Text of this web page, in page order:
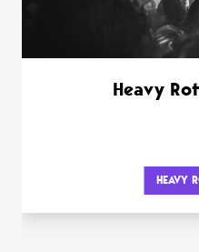
Heavy
HEAVY